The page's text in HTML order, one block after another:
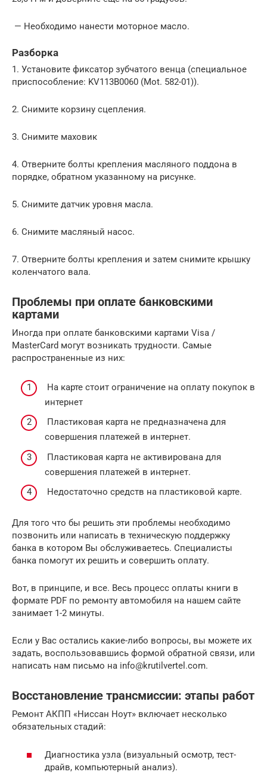
— Необходимо нанести моторное масло.
Разборка
1. Установите фиксатор зубчатого венца (специальное
приспособление: KV113B0060 (Mot. 582-01)).
2. Снимите корзину сцепления.
3. Снимите маховик
4. Отверните болты крепления масляного поддона в
порядке, обратном указанному на рисунке.
5. Снимите датчик уровня масла.
6. Снимите масляный насос.
7. Отверните болты крепления и затем снимите крышку
коленчатого вала.
Проблемы при оплате банковскими
картами
Иногда при оплате банковскими картами Visa /
MasterCard могут возникать трудности. Самые
распространенные из них:
На карте стоит ограничение на оплату покупок в
интернет
Пластиковая карта не предназначена для
совершения платежей в интернет.
Пластиковая карта не активирована для
совершения платежей в интернет.
Недостаточно средств на пластиковой карте.
Для того что бы решить эти проблемы необходимо
позвонить или написать в техническую поддержку
банка в котором Вы обслуживаетесь. Специалисты
банка помогут их решить и совершить оплату.
Вот, в принципе, и все. Весь процесс оплаты книги в
формате PDF по ремонту автомобиля на нашем сайте
занимает 1-2 минуты.
Если у Вас остались какие-либо вопросы, вы можете их
задать, воспользовавшись формой обратной связи, или
написать нам письмо на info@krutilvertel.com.
Восстановление трансмиссии: этапы работ
Ремонт АКПП «Ниссан Ноут» включает несколько
обязательных стадий:
Диагностика узла (визуальный осмотр, тест-
драйв, компьютерный анализ).